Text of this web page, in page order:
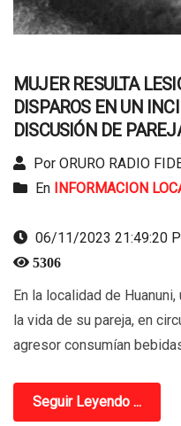
MUJER RESULTA
DISPAROS EN UN
DISCUSIÓN DE
Por ORURO RADIO
En INFORMACION
06/11/2023 21:49:20
5306
En la localidad de
la vida de su pareja, en
agresor consumían
Seguir Leyendo ...